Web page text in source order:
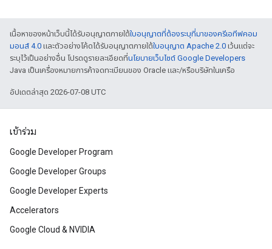
เนื้อหาของหน้าเว็บนี้ได้รับอนุญาตภายใต้ใบอนุญาตที่ต้องระบุที่มาของครีเอทีฟคอม
มอนส์ 4.0 และตัวอย่างโค้ดได้รับอนุญาตภายใต้ใบอนุญาต Apache 2.0 เว้นแต่จะ
ระบุไว้เป็นอย่างอื่น โปรดดูรายละเอียดที่นโยบายเว็บไซต์ Google Developers
Java เป็นเครื่องหมายการค้าจดทะเบียนของ Oracle และ/หรือบริษัทในเครือ
อัปเดตล่าสุด 2026-07-08 UTC
เข้าร่วม
Google Developer Program
Google Developer Groups
Google Developer Experts
Accelerators
Google Cloud & NVIDIA